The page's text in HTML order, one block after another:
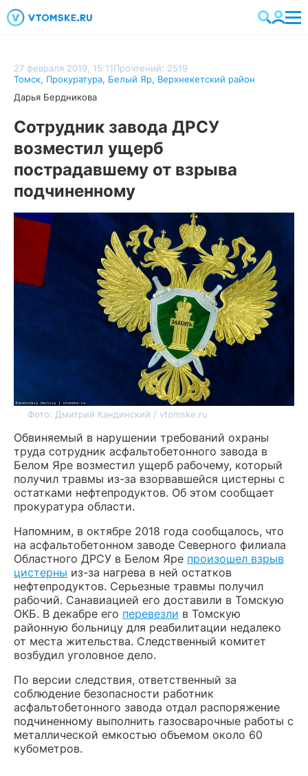
27 февраля 2019, 15:11Прочтений: 2519
Томск, Прокуратура, Белый Яр, Верхнекетский район
Дарья Бердникова
Сотрудник завода ДРСУ
возместил ущерб
пострадавшему от взрыва
подчиненному
Фото: Дмитрий Кандинский / vtomske.ru
Обвиняемый в нарушении требований охраны
труда сотрудник асфальтобетонного завода в
Белом Яре возместил ущерб рабочему, который
получил травмы из-за взорвавшейся цистерны с
остатками нефтепродуктов. Об этом сообщает
прокуратура области.
Напомним, в октябре 2018 года сообщалось, что
на асфальтобетонном заводе Северного филиала
Областного ДРСУ в Белом Яре произошел взрыв
цистерны из-за нагрева в ней остатков
нефтепродуктов. Серьезные травмы получил
рабочий. Санавиацией его доставили в Томскую
ОКБ. В декабре его перевезли в Томскую
районную больницу для реабилитации недалеко
от места жительства. Следственный комитет
возбудил уголовное дело.
По версии следствия, ответственный за
соблюдение безопасности работник
асфальтобетонного завода отдал распоряжение
подчиненному выполнить газосварочные работы с
металлической емкостью объемом около 60
кубометров.